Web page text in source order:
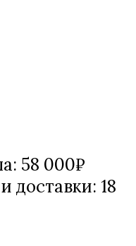
58 000₽
доставки: 18